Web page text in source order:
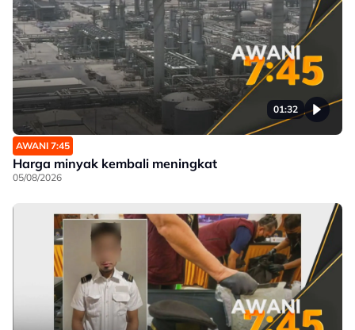
01:32
AWANI 7:45
Harga minyak kembali meningkat
05/08/2026